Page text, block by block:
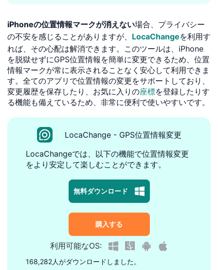
iPhoneの位置情報マークが消えない場合、プライバシー
の不安を感じることがありますが、 LocaChangeを利用す
れば、その心配は解消できます。このツールは、iPhone
を脱獄せずにGPS位置情報を簡単に変更できるため、位置
情報マークが常に表示されることなく安心して利用できま
す。全てのアプリで位置情報の変更をサポートしており、
変更履歴を保存したり、お気に入りの座標を登録したりす
る機能も備えているため、非常に便利で使いやすいです。
LocaChange - GPS位置情報変更
LocaChangeでは、以下の機能で位置情報変更
をより安定して楽しむことができます。
無料ダウンロード
購入する
利用可能なOS:
168,282人がダウンロードしました。